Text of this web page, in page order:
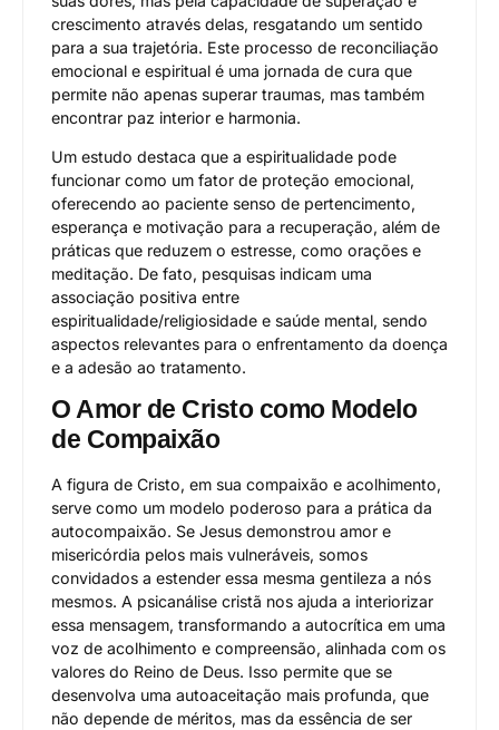
crescimento através delas, resgatando um sentido
para a sua trajetória. Este processo de reconciliação
emocional e espiritual é uma jornada de cura que
permite não apenas superar traumas, mas também
encontrar paz interior e harmonia.
Um estudo destaca que a espiritualidade pode
funcionar como um fator de proteção emocional,
oferecendo ao paciente senso de pertencimento,
esperança e motivação para a recuperação, além de
práticas que reduzem o estresse, como orações e
meditação. De fato, pesquisas indicam uma
associação positiva entre
espiritualidade/religiosidade e saúde mental, sendo
aspectos relevantes para o enfrentamento da doença
e a adesão ao tratamento.
O Amor de Cristo como Modelo
de Compaixão
A figura de Cristo, em sua compaixão e acolhimento,
serve como um modelo poderoso para a prática da
autocompaixão. Se Jesus demonstrou amor e
misericórdia pelos mais vulneráveis, somos
convidados a estender essa mesma gentileza a nós
mesmos. A psicanálise cristã nos ajuda a interiorizar
essa mensagem, transformando a autocrítica em uma
voz de acolhimento e compreensão, alinhada com os
valores do Reino de Deus. Isso permite que se
desenvolva uma autoaceitação mais profunda, que
não depende de méritos, mas da essência de ser